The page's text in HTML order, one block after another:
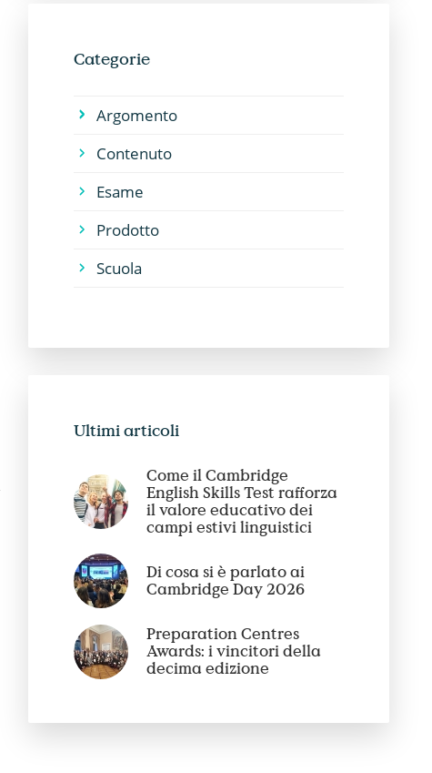
Categorie
Argomento
Contenuto
Esame
Prodotto
Scuola
Ultimi articoli
Come il Cambridge
English Skills Test rafforza
il valore educativo dei
campi estivi linguistici
Di cosa si è parlato ai
Cambridge Day 2026
Preparation Centres
Awards: i vincitori della
decima edizione